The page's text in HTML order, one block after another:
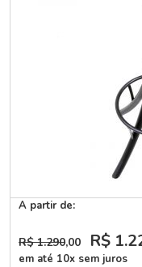
A partir de:
R$ 1.290,00 R$
em até 10x sem juros